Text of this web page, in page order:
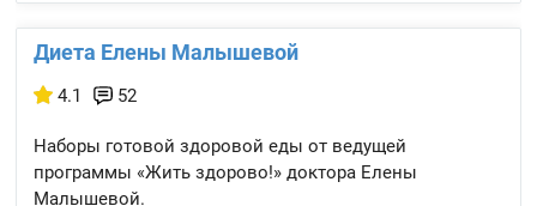
Диета Елены Малышевой
4.1 52
Наборы готовой здоровой еды от ведущей
программы «Жить здорово!» доктора Елены
Малышевой.